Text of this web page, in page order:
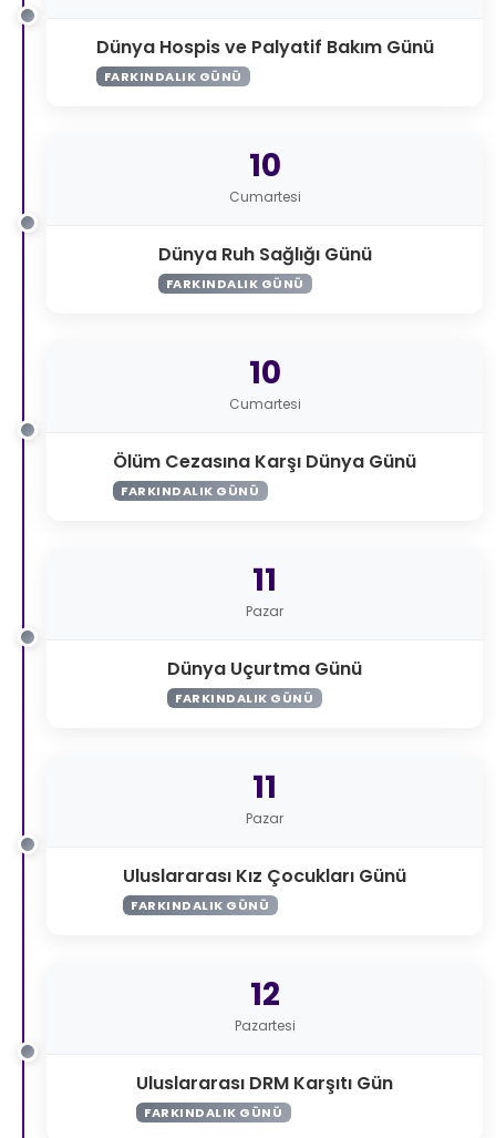
Dünya Hospis ve Palyatif Bakım Günü
FARKINDALIK GÜNÜ
10
Cumartesi
Dünya Ruh Sağlığı Günü
FARKINDALIK GÜNÜ
10
Cumartesi
Ölüm Cezasına Karşı Dünya Günü
FARKINDALIK GÜNÜ
11
Pazar
Dünya Uçurtma Günü
FARKINDALIK GÜNÜ
11
Pazar
Uluslararası Kız Çocukları Günü
FARKINDALIK GÜNÜ
12
Pazartesi
Uluslararası DRM Karşıtı Gün
FARKINDALIK GÜNÜ